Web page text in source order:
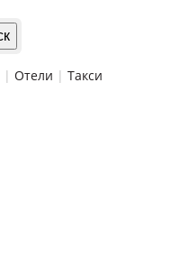
| Отели | Такси